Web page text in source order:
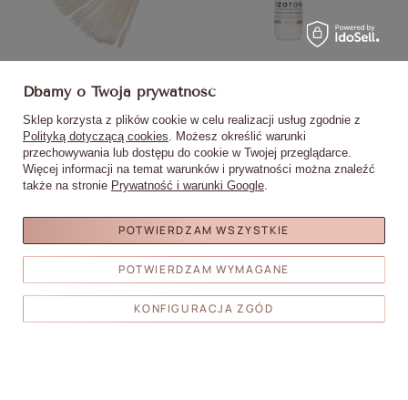
do żeli lakierów hybryd i pyłków
mleczny 50 szt mat
5,90 zł
DO
KOSZYKA
Molly Nails profesjonalny płyn
adhezja manicure inhibicja
acrylo-gel 100ml
19,90 zł
(0,20 zł / ml)
KOSZYKA
Moje zamówienia
Dbamy o Twoją prywatność
Sklep korzysta z plików cookie w celu realizacji usług zgodnie z
Polityką dotyczącą cookies. Możesz określić warunki
przechowywania lub dostępu do cookie w Twojej przeglądarce.
Więcej informacji na temat warunków i prywatności można znaleźć
także na stronie Prywatność i warunki Google.
POTWIERDZAM WYMAGANE
KONFIGURACJA ZGÓD
POTWIERDZAM WSZYSTKIE